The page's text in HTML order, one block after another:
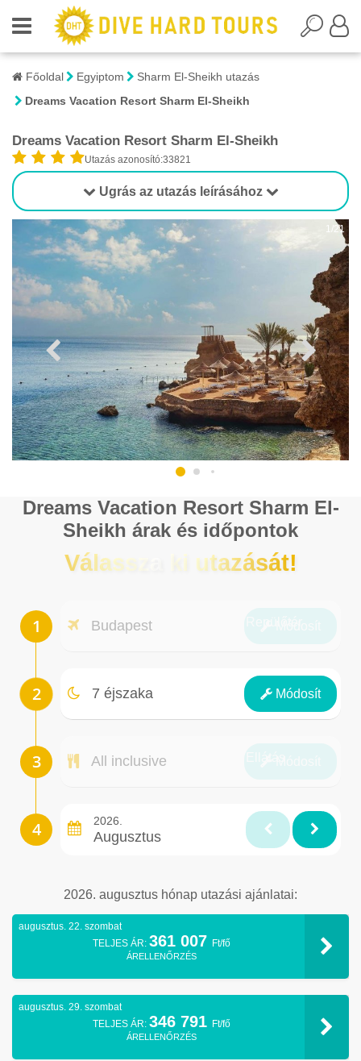
Főoldal Egyiptom
Sharm El-Sheikh utazás
Dreams Vacation Resort Sharm El-Sheikh
Dreams Vacation Resort Sharm El-Sheikh
Utazás azonosító:33821
Ugrás az utazás leírásához
1/21
Dreams Vacation Resort Sharm El-
Sheikh árak és időpontok
Válassza ki utazását!
Budapest
7 éjszaka Módosít
Éjszakák
All inclusive
2026.
Augusztus
2026. augusztus hónap utazási ajánlatai:
augusztus. 22. szombat
TELJES ÁR: 361 007 Ft/fő
ÁRELLENŐRZÉS
augusztus. 29. szombat
TELJES ÁR: 346 791 Ft/fő
ÁRELLENŐRZÉS